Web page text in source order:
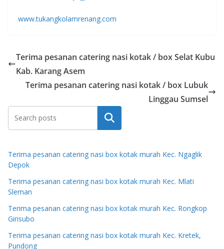
www.tukangkolamrenang.com
Terima pesanan catering nasi kotak / box Selat Kubu
Kab. Karang Asem
Terima pesanan catering nasi kotak / box Lubuk
Linggau Sumsel
Search
Terima pesanan catering nasi box kotak murah Kec. Ngaglik
Depok
Terima pesanan catering nasi box kotak murah Kec. Mlati
Sleman
Terima pesanan catering nasi box kotak murah Kec. Rongkop
Girisubo
Terima pesanan catering nasi box kotak murah Kec. Kretek,
Pundong